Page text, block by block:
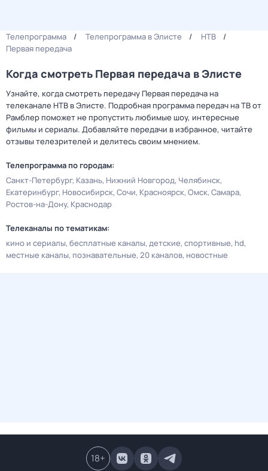
Телепрограмма Телепрограмма в Элисте
НТВ
Первая передача
Когда смотреть Первая передача в Элисте
Узнайте, когда смотреть передачу Первая передача на
телеканале НТВ в Элисте. Подробная программа передач на ТВ от
Рамблер поможет не пропустить любимые шоу, интересные
фильмы и сериалы. Добавляйте передачи в избранное, читайте
отзывы телезрителей и делитесь своим мнением.
Телепрограмма по городам:
Санкт-Петербург Казань Нижний Новгород Челябинск
Екатеринбург Новосибирск Сочи Красноярск Омск Самара
Ростов-на-Дону Краснодар
Телеканалы по тематикам:
кино и сериалы бесплатные каналы детские спортивные hd
местные каналы познавательные 20 каналов новостные
18+